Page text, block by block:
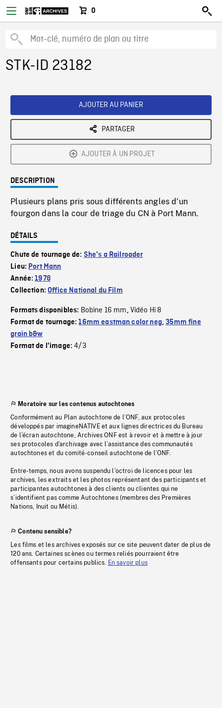
0
STK-ID 23182
AJOUTER AU PANIER
PARTAGER
AJOUTER À UN PROJET
DESCRIPTION
Plusieurs plans pris sous différents angles d'un
fourgon dans la cour de triage du CN à Port Mann.
DÉTAILS
Chute de tournage de: She's a Railroader
Lieu: Port Mann
Année:1978
Collection:Office National du Film
Formats disponibles: Bobine 16 mm, Vidéo Hi 8
Format de tournage:16mm eastman color neg,35mm fine
grain b&w
Format de l'image:4/3
Moratoire sur les contenus autochtones
Conformément au Plan autochtone de l’ONF, aux protocoles
développés par imagineNATIVE et aux lignes directrices du Bureau
de l’écran autochtone, Archives ONF est à revoir et à mettre à jour
ses protocoles d’archivage avec l’assistance des communautés
autochtones et du comité-conseil autochtone de l’ONF.
Entre-temps, nous avons suspendu l’octroi de licences pour les
archives, les extraits et les photos représentant des participants et
participantes autochtones à des clients ou clientes qui ne
s’identifient pas comme Autochtones (membres des Premières
Nations, Inuit ou Métis).
Contenu sensible?
Les films et les archives exposés sur ce site peuvent dater de plus de
120 ans. Certaines scènes ou termes reliés pourraient être
offensants pour certains publics. En savoir plus